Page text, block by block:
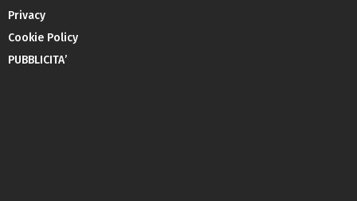
Privacy
Cookie Policy
PUBBLICITA’